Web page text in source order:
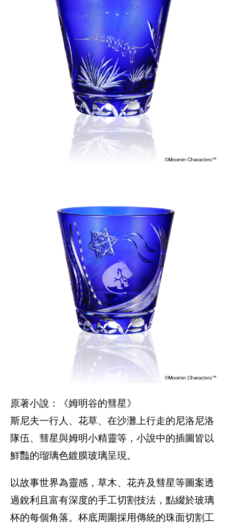
原著小說：《姆明谷的彗星》
斯尼夫一行人、花草、在沙灘上行走的尼洛尼洛
隊伍、彗星與姆明小精靈等，小說中的插圖皆以
鮮豔的瑠璃色鍍膜玻璃呈現。
以故事世界為靈感，草木、花卉及彗星等圖案透
過銳利且富有深度的手工切割技法，點綴於玻璃
杯的每個角落。杯底周圍採用傳統的珠面切割工